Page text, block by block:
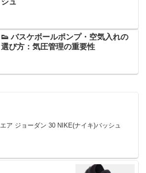
シュ
👟 バスケボールポンプ・空気入れの
選び方：気圧管理の重要性
エア ジョーダン 30 NIKE(ナイキ)バッシュ